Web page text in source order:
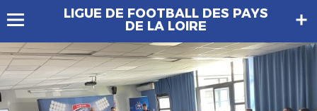
LIGUE DE FOOTBALL DES PAYS
DE LA LOIRE